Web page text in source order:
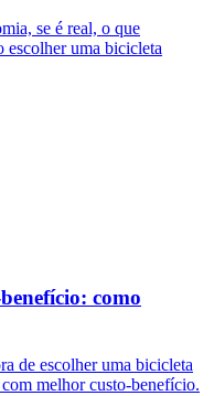
se é real, o que
escolher uma bicicleta
como
de escolher uma bicicleta
melhor custo-benefício.